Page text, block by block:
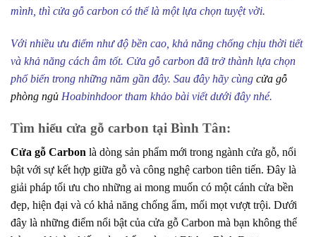
mình, thì cửa gỗ carbon có thể là một lựa chọn tuyệt vời.
Với nhiều ưu điểm như độ bền cao, khả năng chống chịu thời tiết
và khả năng cách âm tốt. Cửa gỗ carbon đã trở thành lựa chọn
phổ biến trong những năm gần đây. Sau đây hãy cùng cửa gỗ
phòng ngủ Hoabinhdoor tham khảo bài viết dưới đây nhé.
Tìm hiểu cửa gỗ carbon tại Bình Tân:
Cửa gỗ Carbon là dòng sản phẩm mới trong ngành cửa gỗ, nổi
bật với sự kết hợp giữa gỗ và công nghệ carbon tiên tiến. Đây là
giải pháp tối ưu cho những ai mong muốn có một cánh cửa bền
đẹp, hiện đại và có khả năng chống ẩm, mối mọt vượt trội. Dưới
đây là những điểm nổi bật của cửa gỗ Carbon mà bạn không thể